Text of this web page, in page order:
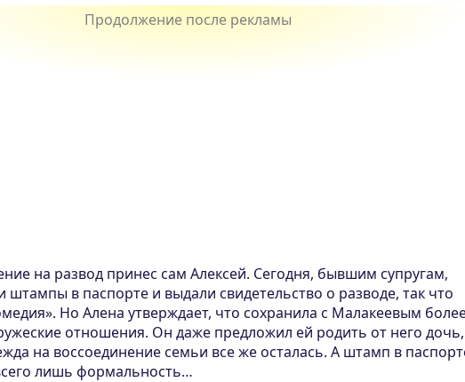
на развод принес сам Алексей. Сегодня, бывшим супругам,
штампы в паспорте и выдали свидетельство о разводе, так что
Но Алена утверждает, что сохранила с Малакеевым
отношения. Он даже предложил ей родить от него дочь,
на воссоединение семьи все же осталась. А штамп в
лишь формальность…